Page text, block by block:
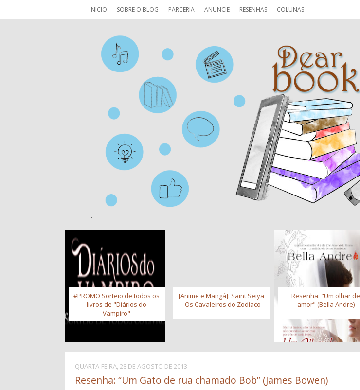
INICIO SOBRE O BLOG PARCERIA ANUNCIE RESENHAS COLUNAS
#PROMO Sorteio de todos os
livros de "Diários do
Vampiro"
[Anime e Mangá]: Saint Seiya
- Os Cavaleiros do Zodíaco
Resenha: "Um olhar de
amor" (Bella Andre)
QUARTA-FEIRA, 28 DE AGOSTO DE 2013
Resenha: “Um Gato de rua chamado Bob” (James Bowen)